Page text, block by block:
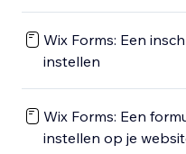
Wix Forms: Een
instellen
Wix Forms: Een
instellen op je